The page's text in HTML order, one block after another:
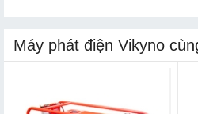
Máy phát điện Vikyno